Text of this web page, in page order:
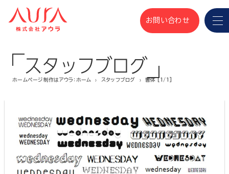
お問い合わせ
スタッフブログ
ホームページ制作はアウラ：ホーム スタッフブログ 書体 [1/1]